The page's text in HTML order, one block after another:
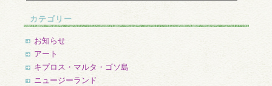
カ
イ
ブ
カテゴリー
お知らせ
アート
キプロス・マルタ・ゴソ島
ニュージーランド